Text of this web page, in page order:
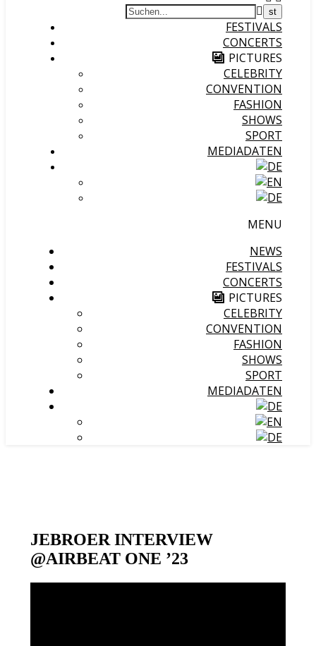
FESTIVALS
CONCERTS
PICTURES
CELEBRITY
CONVENTION
FASHION
SHOWS
SPORT
MEDIADATEN
MENU
NEWS
FESTIVALS
CONCERTS
PICTURES
CELEBRITY
CONVENTION
FASHION
SHOWS
SPORT
MEDIADATEN
JEBROER INTERVIEW
@AIRBEAT ONE ’23